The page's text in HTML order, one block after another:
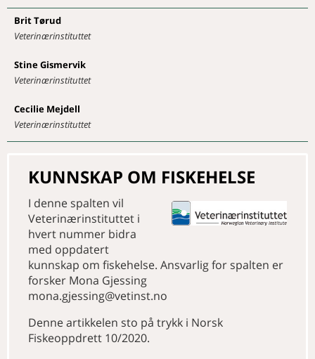
Alderspensjon fra offentlig
tjenestepensjon – betydningen
av stillingsprosent
BritTørud
Veterinærinstituttet
StineGismervik
Veterinærinstituttet
Cecilie Mejdell
Veterinærinstituttet
KUNNSKAP OM FISKEHELSE
I denne spalten vil
Veterinærinstituttet i
hvert nummer bidra
med oppdatert
kunnskap om fiskehelse. Ansvarlig for spalten er
forsker Mona Gjessing
mona.gjessing@vetinst.no
Denne artikkelen sto på trykk i Norsk
Fiskeoppdrett 10/2020.